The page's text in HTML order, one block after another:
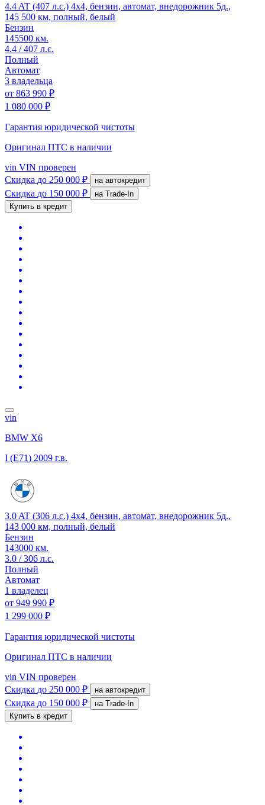
4.4 AT (407 л.с.) 4x4, бензин, автомат, внедорожник 5д.,
145 500 км, полный, белый
Бензин
145500 км.
4.4 / 407 л.с.
Полный
Автомат
3 владельца
от 863 990 ₽
1 080 000 ₽
Гарантия юридической чистоты
Оригинал ПТС в наличии
vin VIN проверен
Скидка до 250 000 ₽ на автокредит
Скидка до 150 000 ₽
на Trade-In
Купить в кредит
vin
BMW X6
I (E71) 2009 г.в.
3.0 AT (306 л.с.) 4x4, бензин, автомат, внедорожник 5д.,
143 000 км, полный, белый
Бензин
143000 км.
3.0 / 306 л.с.
Полный
Автомат
1 владелец
от 949 990 ₽
1 299 000 ₽
Гарантия юридической чистоты
Оригинал ПТС в наличии
vin VIN проверен
Скидка до 250 000 ₽ на автокредит
Скидка до 150 000 ₽
на Trade-In
Купить в кредит